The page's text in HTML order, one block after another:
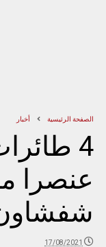
الصفحة الرئيسية أخبار
عنصرا
17/08/2021